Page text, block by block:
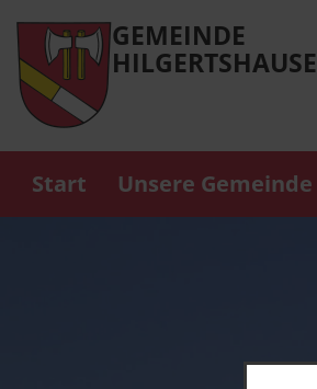
GEMEINDE
Start Unsere Gemeinde